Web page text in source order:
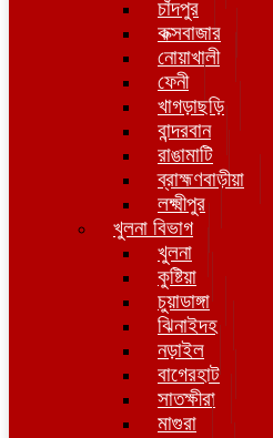
চাঁদপুর
কক্সবাজার
নোয়াখালী
ফেনী
খাগড়াছড়ি
বান্দরবান
রাঙামাটি
ব্রাহ্মণবাড়ীয়া
লক্ষ্মীপুর
খুলনা বিভাগ
খুলনা
কুষ্টিয়া
চুয়াডাঙ্গা
ঝিনাইদহ
নড়াইল
বাগেরহাট
সাতক্ষীরা
মাগুরা